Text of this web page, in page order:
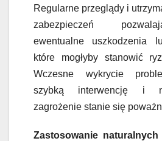
Regularne przeglądy i
zabezpieczeń
ewentualne uszkodzenia
które mogłyby stanowić
Wczesne wykrycie
szybką interwencję i
zagrożenie stanie się
Zastosowanie